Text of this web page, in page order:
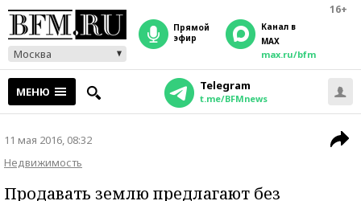
16+
Москва
прямой
эфир
Канал в
MAX
max.ru/bfm
МЕНЮ Telegram
t.me/BFMnews
11 мая 2016, 08:32
Недвижимость
Продавать землю предлагают без